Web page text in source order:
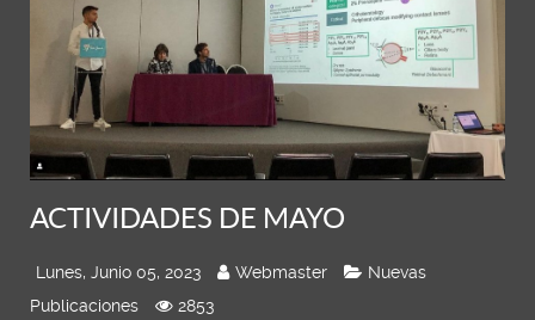
ACTIVIDADES DE MAYO
Lunes, Junio 05, 2023 Webmaster
Nuevas
Publicaciones
2853